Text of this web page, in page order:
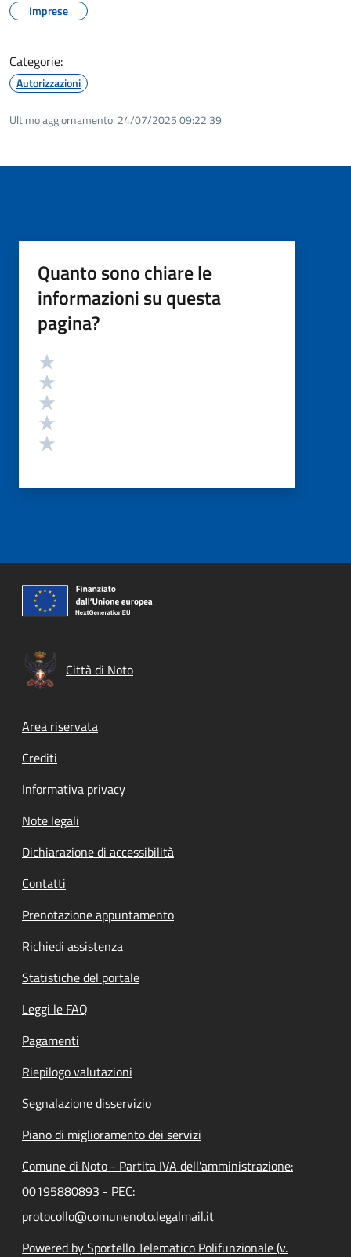
Imprese
Categorie:
Autorizzazioni
Ultimo aggiornamento: 24/07/2025 09:22.39
Quanto sono chiare le
informazioni su questa
pagina?
Valutazione
Città di Noto
Footer menu
Area riservata
Crediti
Informativa privacy
Note legali
Dichiarazione di accessibilità
Contatti
Prenotazione appuntamento
Richiedi assistenza
Statistiche del portale
Leggi le FAQ
Pagamenti
Riepilogo valutazioni
Segnalazione disservizio
Piano di miglioramento dei servizi
Comune di Noto - Partita IVA dell'amministrazione:
00195880893 - PEC:
protocollo@comunenoto.legalmail.it
Powered by Sportello Telematico Polifunzionale (v.